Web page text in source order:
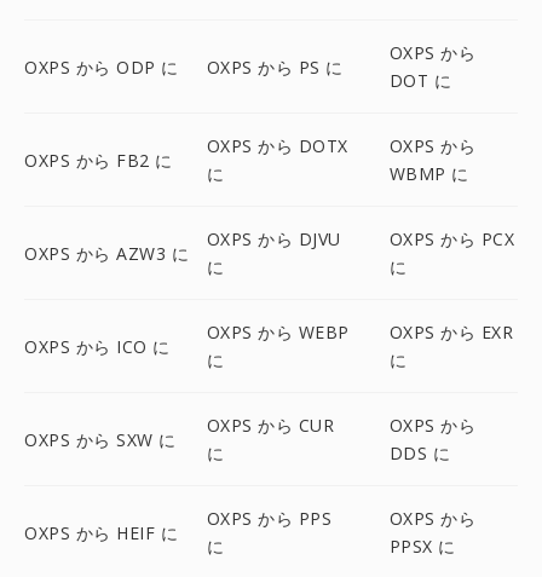
OXPS から ODP に OXPS から PS に
OXPS から
DOT に
OXPS から FB2 に
OXPS から DOTX
に
OXPS から
WBMP に
OXPS から AZW3 に
OXPS から DJVU
に
OXPS から PCX
に
OXPS から ICO に
OXPS から WEBP
に
OXPS から EXR
に
OXPS から SXW に
OXPS から CUR
に
OXPS から
DDS に
OXPS から HEIF に
OXPS から PPS
に
OXPS から
PPSX に